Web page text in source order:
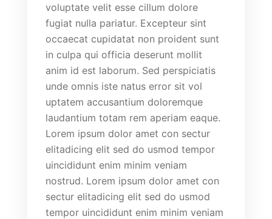
voluptate velit esse cillum dolore
fugiat nulla pariatur. Excepteur sint
occaecat cupidatat non proident sunt
in culpa qui officia deserunt mollit
anim id est laborum. Sed perspiciatis
unde omnis iste natus error sit vol
uptatem accusantium doloremque
laudantium totam rem aperiam eaque.
Lorem ipsum dolor amet con sectur
elitadicing elit sed do usmod tempor
uincididunt enim minim veniam
nostrud. Lorem ipsum dolor amet con
sectur elitadicing elit sed do usmod
tempor uincididunt enim minim veniam